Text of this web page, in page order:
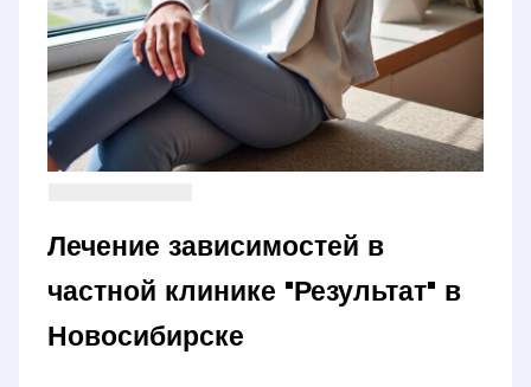
Лечение зависимостей в
частной клинике "Результат" в
Новосибирске